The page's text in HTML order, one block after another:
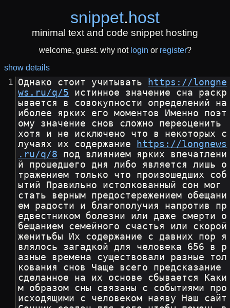
snippet.host
minimal text and code snippet hosting
welcome, guest. why not login or register?
show details
Однако стоит учитывать
https://longne
ws.ru/q/5 истинное значение сна раскр
ывается в совокупности определений на
иболее ярких его моментов Именно поэт
ому значение снов сложно переоценить
хотя и не исключено что в некоторых с
лучаях их содержание
https://longnews
.ru/q/8 под влиянием ярких впечатлени
й прошедшего дня либо является лишь о
тражением только что произошедших соб
ытий Правильно истолкованный сон мог
стать верным предостережением обещани
ем радости и благополучия напротив пр
едвестником болезни или даже смерти о
бещанием семейного счастья или скорой
женитьбы Их содержание с давних пор я
влялось загадкой для человека 656 в р
азные времена существовали разные тол
кования снов Чаще всего предсказание
сделанное на их основе сбывается Каки
м образом сны связаны с событиями про
исходящими с человеком наяву Наш сайт